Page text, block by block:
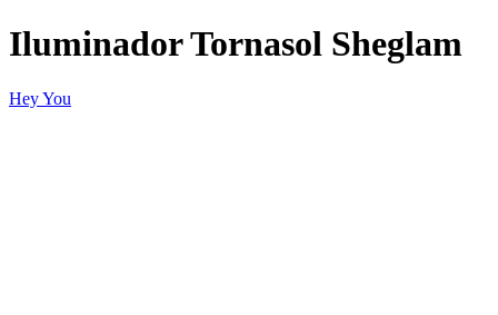
Iluminador Tornasol Sheglam
Hey You